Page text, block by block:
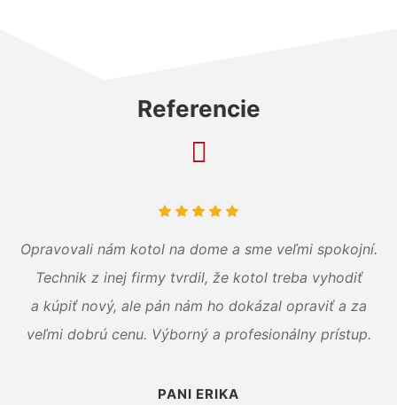
Referencie
Opravovali nám kotol na dome a sme veľmi spokojní.
Technik z inej firmy tvrdil, že kotol treba vyhodiť
a kúpiť nový, ale pán nám ho dokázal opraviť a za
veľmi dobrú cenu. Výborný a profesionálny prístup.
PANI ERIKA